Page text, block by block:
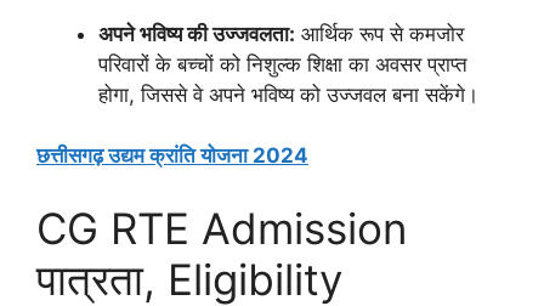
अपने भविष्य की उज्जवलता: आर्थिक रूप से कमजोर
परिवारों के बच्चों को निशुल्क शिक्षा का अवसर प्राप्त
होगा, जिससे वे अपने भविष्य को उज्जवल बना सकेंगे।
छत्तीसगढ़ उद्यम क्रांति योजना 2024
CG RTE Admission
पात्रता, Eligibility